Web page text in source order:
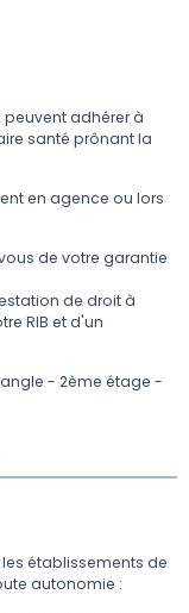
peuvent adhérer à
santé prônant la
en agence ou lors
de votre garantie
de droit à
RIB et d'un
- 2ème étage -
établissements de
autonomie :